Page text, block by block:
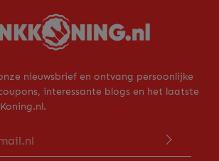
nieuwsbrief en ontvang persoonlijke
interessante blogs en het laatste